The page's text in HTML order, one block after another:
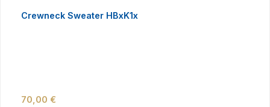
Crewneck Sweater HBxK1x
Regulärer Preis:
70,00 €